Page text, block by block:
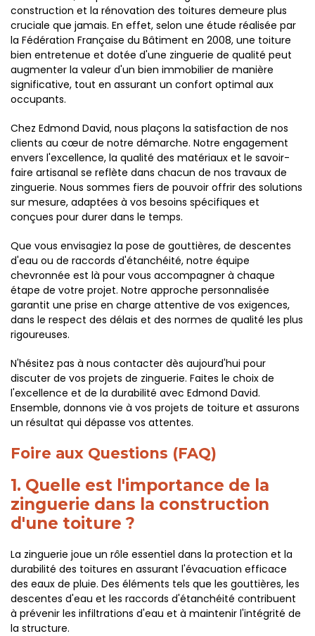
construction et la rénovation des toitures demeure plus
cruciale que jamais. En effet, selon une étude réalisée par
la Fédération Française du Bâtiment en 2008, une toiture
bien entretenue et dotée d'une zinguerie de qualité peut
augmenter la valeur d'un bien immobilier de manière
significative, tout en assurant un confort optimal aux
occupants.
Chez Edmond David, nous plaçons la satisfaction de nos
clients au cœur de notre démarche. Notre engagement
envers l'excellence, la qualité des matériaux et le savoir-
faire artisanal se reflète dans chacun de nos travaux de
zinguerie. Nous sommes fiers de pouvoir offrir des solutions
sur mesure, adaptées à vos besoins spécifiques et
conçues pour durer dans le temps.
Que vous envisagiez la pose de gouttières, de descentes
d'eau ou de raccords d'étanchéité, notre équipe
chevronnée est là pour vous accompagner à chaque
étape de votre projet. Notre approche personnalisée
garantit une prise en charge attentive de vos exigences,
dans le respect des délais et des normes de qualité les plus
rigoureuses.
N'hésitez pas à nous contacter dès aujourd'hui pour
discuter de vos projets de zinguerie. Faites le choix de
l'excellence et de la durabilité avec Edmond David.
Ensemble, donnons vie à vos projets de toiture et assurons
un résultat qui dépasse vos attentes.
Foire aux Questions (FAQ)
1. Quelle est l'importance de la
zinguerie dans la construction
d'une toiture ?
La zinguerie joue un rôle essentiel dans la protection et la
durabilité des toitures en assurant l'évacuation efficace
des eaux de pluie. Des éléments tels que les gouttières, les
descentes d'eau et les raccords d'étanchéité contribuent
à prévenir les infiltrations d'eau et à maintenir l'intégrité de
la structure.